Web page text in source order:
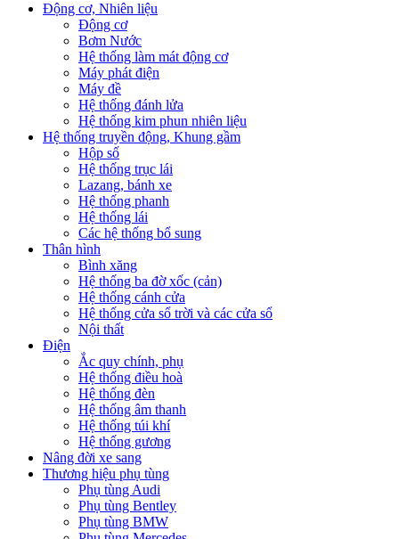
Động cơ, Nhiên liệu
Động cơ
Bơm Nước
Hệ thống làm mát động cơ
Máy phát điện
Máy đề
Hệ thống đánh lửa
Hệ thống kim phun nhiên liệu
Hệ thống truyền động, Khung gầm
Hộp số
Hệ thống trục lái
Lazang, bánh xe
Hệ thống phanh
Hệ thống lái
Các hệ thống bổ sung
Thân hình
Bình xăng
Hệ thống ba đờ xốc (cản)
Hệ thống cánh cửa
Hệ thống cửa sổ trời và các cửa sổ
Nội thất
Điện
Ắc quy chính, phụ
Hệ thống điều hoà
Hệ thống đèn
Hệ thống âm thanh
Hệ thống túi khí
Hệ thống gương
Nâng đời xe sang
Thương hiệu phụ tùng
Phụ tùng Audi
Phụ tùng Bentley
Phụ tùng BMW